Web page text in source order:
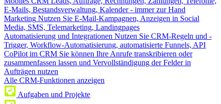
E-Mails, Bestandsverwaltung, Kalender - immer zur Hand
Marketing Nutzen Sie E-Mail-Kampagnen, Anzeigen in Social
Media, SMS, Telemarketing, Landingpages
Automatisierung und Integrationen Nutzen Sie CRM-Regeln und -
Trigger, Workflow-Automatisierung, automatisierte Funnels, API
CoPilot im CRM Sie können Ihre Anrufe transkribieren oder
zusammenfassen lassen und Vervollständigung der Felder in
Aufträgen nutzen
Alle CRM-Funktionen anzeigen
Aufgaben und Projekte